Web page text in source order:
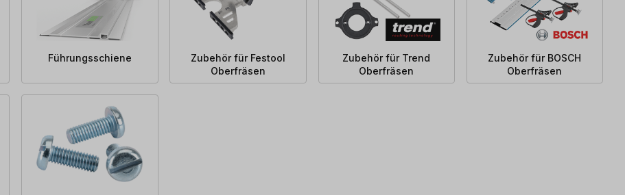
Führungsschiene
Zubehör für Festool
Oberfräsen
Zubehör für Trend
Oberfräsen
Zubehör für BOSCH
Oberfräsen